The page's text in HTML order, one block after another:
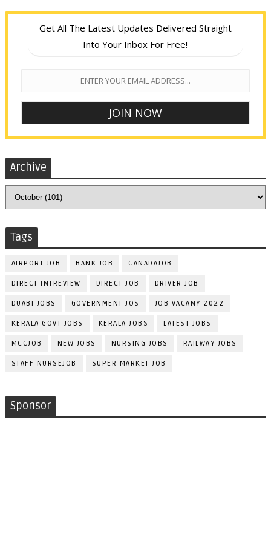
Get All The Latest Updates Delivered Straight
Into Your Inbox For Free!
Archive
Tags
AIRPORT JOB BANK JOB CANADAJOB
DIRECT INTREVIEW DIRECT JOB DRIVER JOB
DUABI JOBS GOVERNMENT JOS JOB VACANY 2022
KERALA GOVT JOBS KERALA JOBS LATEST JOBS
MCCJOB NEW JOBS NURSING JOBS RAILWAY JOBS
STAFF NURSEJOB SUPER MARKET JOB
Sponsor